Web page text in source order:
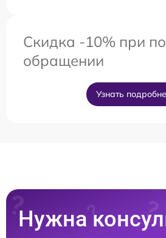
Скидка -10% при
обращении
Узнать
Нужна